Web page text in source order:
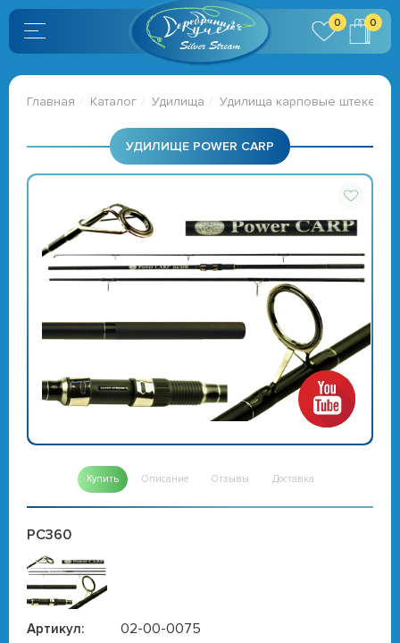
0
0
Главная Каталог Удилища Удилища карповые
УДИЛИЩЕ POWER CARP
Купить Описание Отзывы Доставка
PC360
Артикул:
02-00-0075